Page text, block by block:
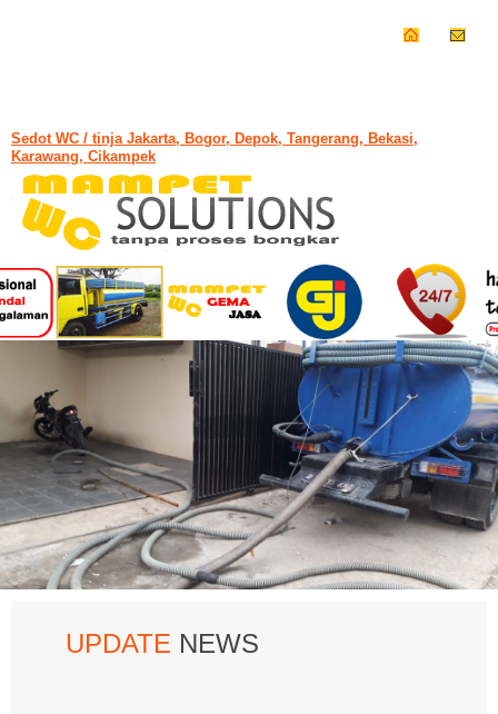
Sedot WC / tinja Jakarta, Bogor, Depok, Tangerang, Bekasi,
Karawang, Cikampek
UPDATE NEWS